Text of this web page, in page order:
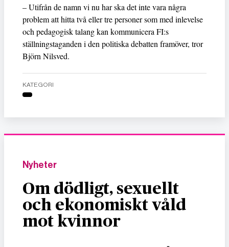
– Utifrån de namn vi nu har ska det inte vara några
problem att hitta två eller tre personer som med inlevelse
och pedagogisk talang kan kommunicera FI:s
ställningstaganden i den politiska debatten framöver, tror
Björn Nilsved.
KATEGORI
Nyheter
Om dödligt, sexuellt
och ekonomiskt våld
mot kvinnor